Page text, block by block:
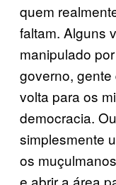
quem
faltam. Alguns
manipulado
governo,
volta para os
democracia.
simplesmente
os
e abrir a área